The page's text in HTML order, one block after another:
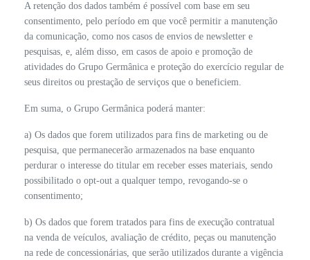
A retenção dos dados também é possível com base em seu
consentimento, pelo período em que você permitir a manutenção
da comunicação, como nos casos de envios de newsletter e
pesquisas, e, além disso, em casos de apoio e promoção de
atividades do Grupo Germânica e proteção do exercício regular de
seus direitos ou prestação de serviços que o beneficiem.
Em suma, o Grupo Germânica poderá manter:
a) Os dados que forem utilizados para fins de marketing ou de
pesquisa, que permanecerão armazenados na base enquanto
perdurar o interesse do titular em receber esses materiais, sendo
possibilitado o opt-out a qualquer tempo, revogando-se o
consentimento;
b) Os dados que forem tratados para fins de execução contratual
na venda de veículos, avaliação de crédito, peças ou manutenção
na rede de concessionárias, que serão utilizados durante a vigência